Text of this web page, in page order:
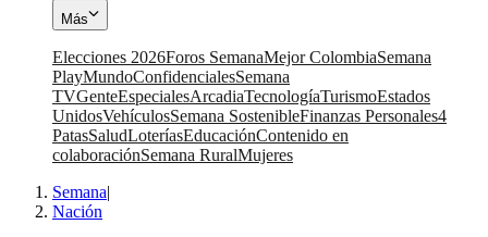
Más
Elecciones 2026Foros SemanaMejor ColombiaSemana
PlayMundoConfidencialesSemana
TVGenteEspecialesArcadiaTecnologíaTurismoEstados
UnidosVehículosSemana SostenibleFinanzas Personales4
PatasSaludLoteríasEducaciónContenido en
colaboraciónSemana RuralMujeres
Semana|
Nación